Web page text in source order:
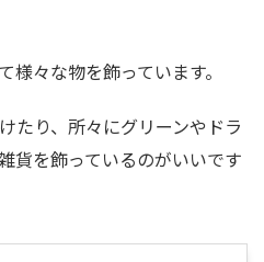
様々な物を飾っています。
たり、所々にグリーンやドラ
貨を飾っているのがいいです